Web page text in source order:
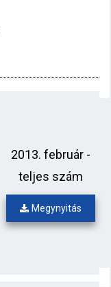
2013. február -
teljes szám
Megynyitás